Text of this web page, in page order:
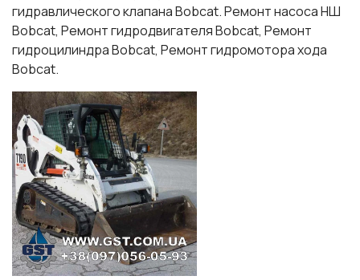
гидравлического клапана Bobcat. Ремонт насоса НШ
Bobcat, Ремонт гидродвигателя Bobcat, Ремонт
гидроцилиндра Bobcat, Ремонт гидромотора хода
Bobcat.